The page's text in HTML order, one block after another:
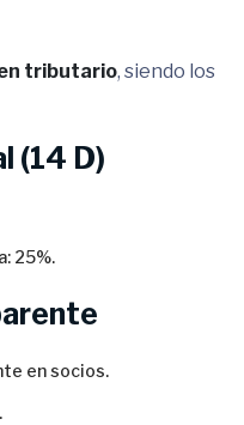
tributario, siendo los
(14 D)
25%.
en socios.